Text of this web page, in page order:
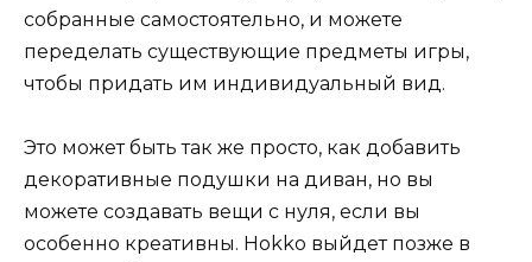
собранные самостоятельно, и можете
переделать существующие предметы игры,
чтобы придать им индивидуальный вид.
Это может быть так же просто, как добавить
декоративные подушки на диван, но вы
можете создавать вещи с нуля, если вы
особенно креативны. Hokko выйдет позже в